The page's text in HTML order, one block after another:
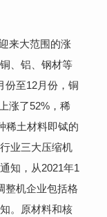
来大范围的涨
、铝、钢材等
份至12月份，铜
涨了52%，稀
稀土材料即铽的
业三大压缩机
知，从2021年1
整机企业包括格
。原材料和核